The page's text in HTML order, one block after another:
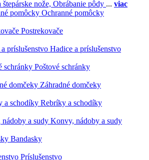
nože, Obrábanie pôdy ... viac
Ochranné pomôcky
Postrekovače
Hadice a príslušenstvo
Poštové schránky
Záhradné domčeky
Rebríky a schodíky
Konvy, nádoby a sudy
Bandasky
Príslušenstvo